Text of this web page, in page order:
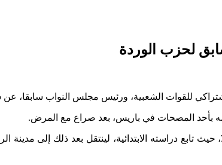
لحزب الوردة
للقوات الشعبية، ورئيس مجلس النواب سابقا، عن سن 88
بأحد المصحات في باريس، بعد صراع مع المرض.
الواحد الراضي رئيس مجلس النواب عام 1935 بمدينة سلا، حيث تابع دراسته